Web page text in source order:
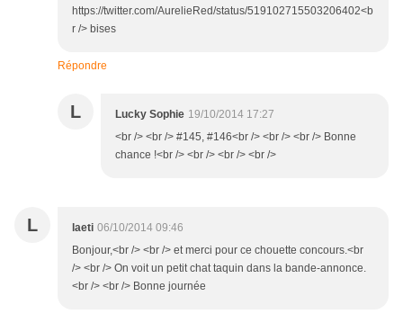
https://twitter.com/AurelieRed/status/519102715503206402<b
r /> bises
Répondre
L Lucky Sophie 19/10/2014 17:27
<br /> <br /> #145, #146<br /> <br /> <br /> Bonne
chance !<br /> <br /> <br /> <br />
L laeti 06/10/2014 09:46
Bonjour,<br /> <br /> et merci pour ce chouette concours.<br
/> <br /> On voit un petit chat taquin dans la bande-annonce.
<br /> <br /> Bonne journée